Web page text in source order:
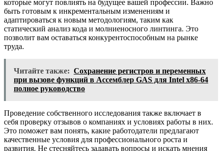
которые могут повлиять на будущее вашей профессии. Важно
быть готовым к инкрементальным изменениям и
адаптироваться к новым методологиям, таким как
статический анализ кода и молниеносного линтинга. Это
позволит вам оставаться конкурентоспособным на рынке
труда.
Читайте также: Сохранение регистров и переменных
при вызове функций в Ассемблер GAS для Intel x86-64
полное руководство
Проведение собственного исследования также включает в
себя проверку отзывов о компаниях и условиях работы в них.
Это поможет вам понять, какие работодатели предлагают
качественные условия для профессионального роста и
развития. Не стесняйтесь задавать вопросы и искать мнения